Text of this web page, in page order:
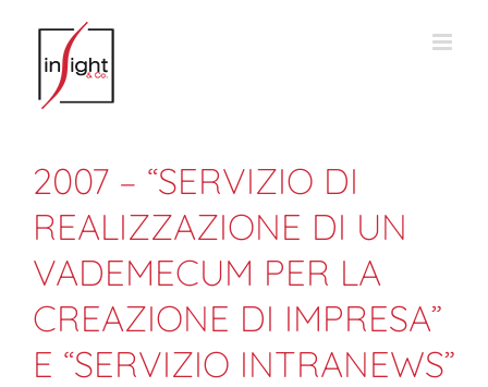
contenuto
2007 – “SERVIZIO DI
REALIZZAZIONE DI UN
VADEMECUM PER LA
CREAZIONE DI IMPRESA”
E “SERVIZIO INTRANEWS”